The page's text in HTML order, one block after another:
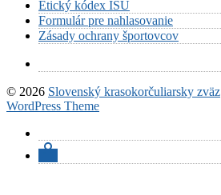
Etický kódex ISU
Formulár pre nahlasovanie
Zásady ochrany športovcov
© 2026 Slovenský krasokorčuliarsky zväz
WordPress Theme